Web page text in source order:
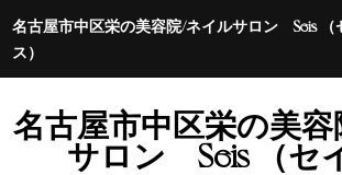
名古屋市中区栄の美容院/ネイルサロン Seis （
ス）
名古屋市中区栄の美
サロン Seis （セ